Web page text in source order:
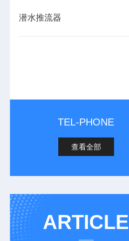
潜水推流器
TEL-PHONE
查看全部
ARTICLE